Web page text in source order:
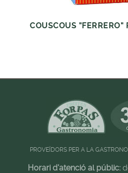
COUSCOUS "FERRERO"
PROVEÏDORS PER A LA
Horari d'atenció al públic: